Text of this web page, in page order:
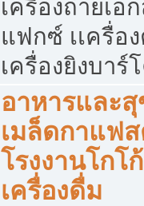
เครื่องถ่ายเอ
แฟกซ์ เเครื่อ
เครื่องยิงบาร์
อาหารและ
เมล็ดกาแฟ
โรงงานโกโ
เครื่องดื่ม